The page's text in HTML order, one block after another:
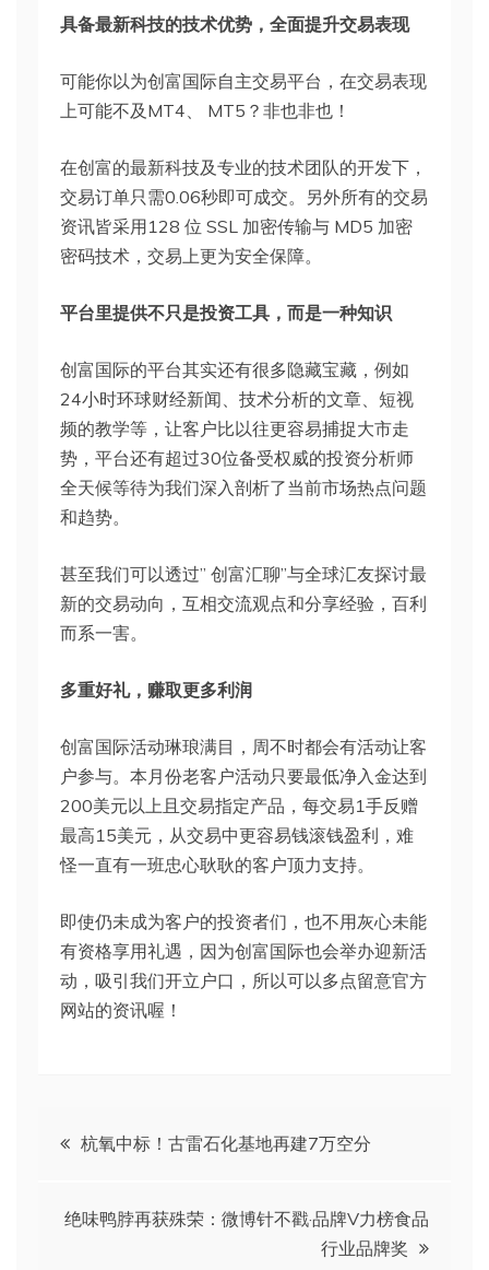
具备最新科技的技术优势，全面提升交易表现
可能你以为创富国际自主交易平台，在交易表现
上可能不及MT4、 MT5？非也非也！
在创富的最新科技及专业的技术团队的开发下，
交易订单只需0.06秒即可成交。另外所有的交易
资讯皆采用128 位 SSL 加密传输与 MD5 加密
密码技术，交易上更为安全保障。
平台里提供不只是投资工具，而是一种知识
创富国际的平台其实还有很多隐藏宝藏，例如
24小时环球财经新闻、技术分析的文章、短视
频的教学等，让客户比以往更容易捕捉大市走
势，平台还有超过30位备受权威的投资分析师
全天候等待为我们深入剖析了当前市场热点问题
和趋势。
甚至我们可以透过” 创富汇聊”与全球汇友探讨最
新的交易动向，互相交流观点和分享经验，百利
而系一害。
多重好礼，赚取更多利润
创富国际活动琳琅满目，周不时都会有活动让客
户参与。本月份老客户活动只要最低净入金达到
200美元以上且交易指定产品，每交易1手反赠
最高15美元，从交易中更容易钱滚钱盈利，难
怪一直有一班忠心耿耿的客户顶力支持。
即使仍未成为客户的投资者们，也不用灰心未能
有资格享用礼遇，因为创富国际也会举办迎新活
动，吸引我们开立户口，所以可以多点留意官方
网站的资讯喔！
文 杭氧中标！古雷石化基地再建7万空分
绝味鸭脖再获殊荣：微博针不戳·品牌V力榜食品
行业品牌奖